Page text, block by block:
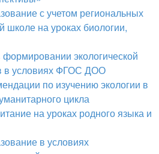
с учетом региональных
школе на уроках биологии,
экологической
в условиях ФГОС ДОО
по изучению экологии в
цикла
на уроках родного языка и
в условиях